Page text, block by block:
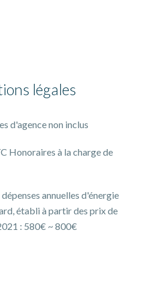
légales
d'agence non inclus
Honoraires à la charge de
annuelles d'énergie
établi à partir des prix de
: 580€ ~ 800€